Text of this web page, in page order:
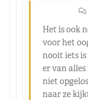
Het is ook
voor het
nooit iets is
er van
niet
naar ze